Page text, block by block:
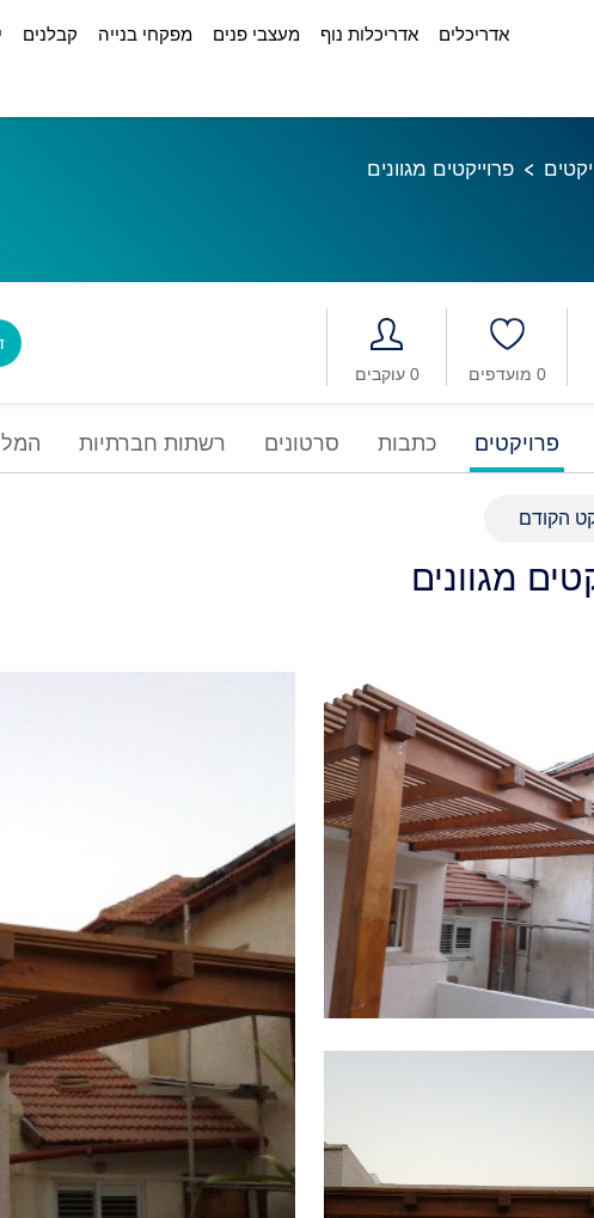
אדריכלים אדריכלות נוף מעצבי פנים מפקחי בנייה קבלנים
פרוייקטים מגוונים
0 עוקבים 0 מועדפים
פרויקטים כתבות סרטונים רשתות חברתיות
הקודם
מגוונים